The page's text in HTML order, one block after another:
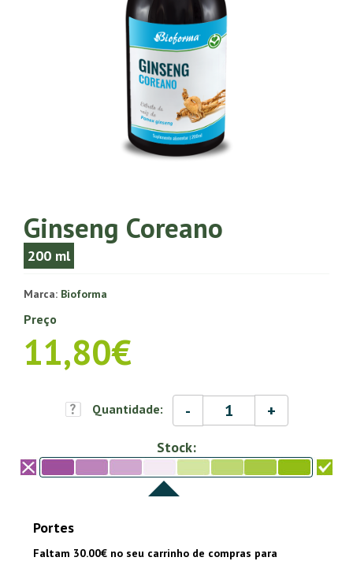
Ginseng Coreano
200 ml
Marca: Bioforma
Preço
11,80€
Quantidade: - +
Stock:
Portes
Faltam 30.00€ no seu carrinho de compras para